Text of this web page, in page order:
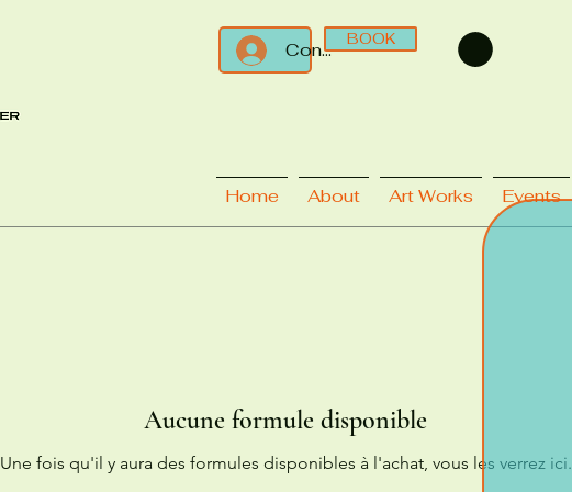
ConnectBOOK
Home About Art Works Events
Aucune formule disponible
Une fois qu'il y aura des formules disponibles à l'achat, vous les verrez ici.